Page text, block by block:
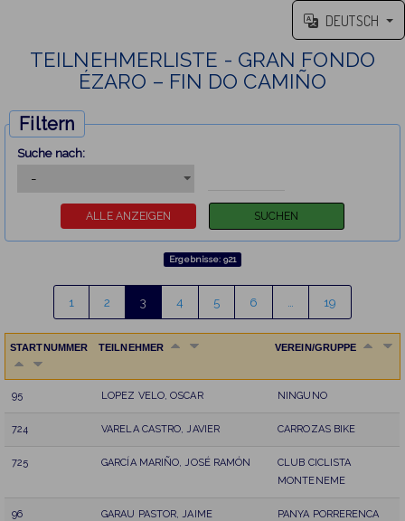
DEUTSCH
TEILNEHMERLISTE - GRAN FONDO
ÉZARO – FIN DO CAMIÑO
Filtern
Suche nach:
Ergebnisse: 921
1 2 3 4 5 6 19
STARTNUMMER TEILNEHMER VEREIN/GRUPPE
95 LOPEZ VELO, OSCAR NINGUNO
724 VARELA CASTRO, JAVIER CARROZAS BIKE
725 GARCÍA MARIÑO, JOSÉ RAMÓN
CLUB CICLISTA
MONTENEME
96 GARAU PASTOR, JAIME PANYA PORRERENCA